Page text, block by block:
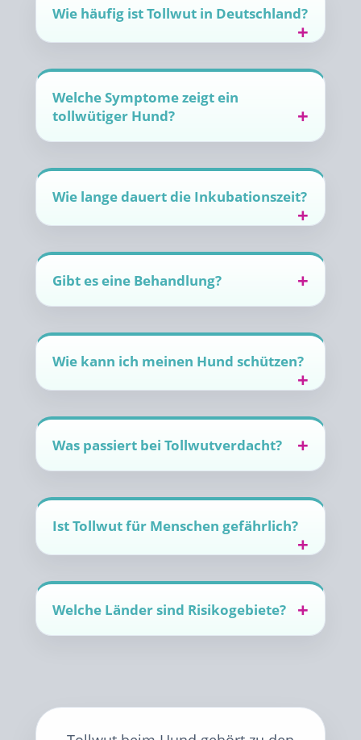
Wie häufig ist Tollwut in Deutschland?
Welche Symptome zeigt ein
tollwütiger Hund?
Wie lange dauert die Inkubationszeit?
Gibt es eine Behandlung?
Wie kann ich meinen Hund schützen?
Was passiert bei Tollwutverdacht?
Ist Tollwut für Menschen gefährlich?
Welche Länder sind Risikogebiete?